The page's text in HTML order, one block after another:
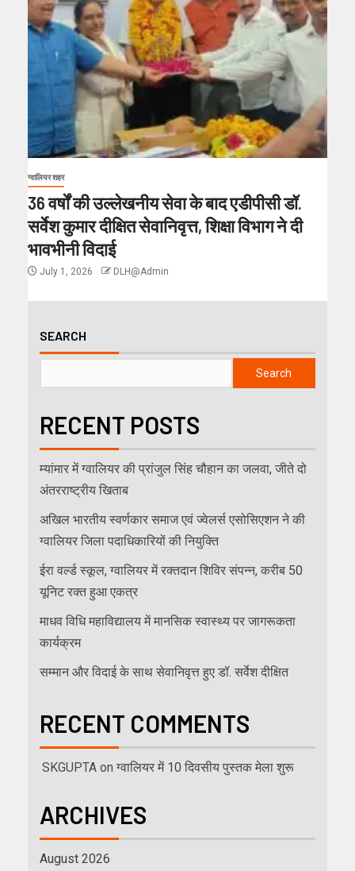
ग्वालियर शहर
36 वर्षों की उल्लेखनीय सेवा के बाद एडीपीसी डॉ.
सर्वेश कुमार दीक्षित सेवानिवृत्त, शिक्षा विभाग ने दी
भावभीनी विदाई
July 1, 2026 DLH@Admin
SEARCH
Search
RECENT POSTS
म्यांमार में ग्वालियर की प्रांजुल सिंह चौहान का जलवा, जीते दो
अंतरराष्ट्रीय खिताब
अखिल भारतीय स्वर्णकार समाज एवं ज्वेलर्स एसोसिएशन ने की
ग्वालियर जिला पदाधिकारियों की नियुक्ति
ईरा वर्ल्ड स्कूल, ग्वालियर में रक्तदान शिविर संपन्न, करीब 50
यूनिट रक्त हुआ एकत्र
माधव विधि महाविद्यालय में मानसिक स्वास्थ्य पर जागरूकता
कार्यक्रम
सम्मान और विदाई के साथ सेवानिवृत्त हुए डॉ. सर्वेश दीक्षित
RECENT COMMENTS
SKGUPTA on ग्वालियर में 10 दिवसीय पुस्तक मेला शुरू
ARCHIVES
August 2026